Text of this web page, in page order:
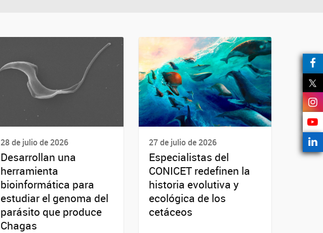
28 de julio de 2026
Desarrollan una
herramienta
bioinformática para
estudiar el genoma del
parásito que produce
Chagas
27 de julio de 2026
Especialistas del
CONICET redefinen la
historia evolutiva y
ecológica de los
cetáceos